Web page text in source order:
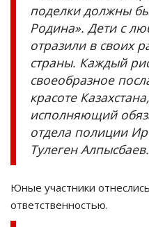
поделки должны
Родина». Дети с
отразили в своих
страны. Каждый
своеобразное
красоте
исполняющий
отдела полиции
Тулеген Алпысбаев.
Юные участники
ответственностью.